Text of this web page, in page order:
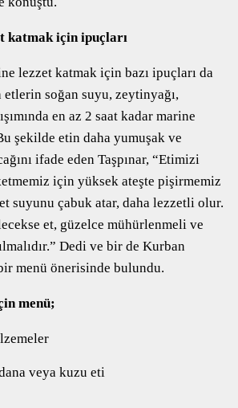
katmak için ipuçları
lezzet katmak için bazı ipuçları da
soğan suyu, zeytinyağı,
en az 2 saat kadar marine
şekilde etin daha yumuşak ve
ifade eden Taşpınar, “Etimizi
için yüksek ateşte pişirmemiz
suyunu çabuk atar, daha lezzetli olur.
et, güzelce mühürlenmeli ve
Dedi ve bir de Kurban
menü önerisinde bulundu.
menü;
veya kuzu eti